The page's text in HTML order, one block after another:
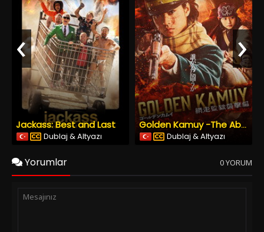
Jackass: Best and Last
Dublaj & Altyazı
Golden Kamuy -The Abashiri Prison Raid
Dublaj & Altyazı
‹ ›
Yorumlar 0 YORUM